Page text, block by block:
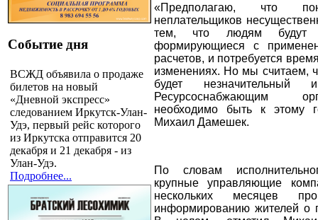
Событие дня
ВСЖД объявила о продаже
билетов на новый
«Дневной экспресс»
следованием Иркутск-Улан-
Удэ, первый рейс которого
из Иркутска отправится 20
декабря и 21 декабря - из
Улан-Удэ.
Подробнее...
«Предполагаю, что
неплательщиков
тем, что людям будут
формирующиеся с
расчетов, и потребуется
изменениях. Но мы считаем,
будет незначительный
Ресурсоснабжающим
необходимо быть к этому
Михаил Дамешек.
По словам
крупные управляющие
нескольких месяцев
информированию жителей о